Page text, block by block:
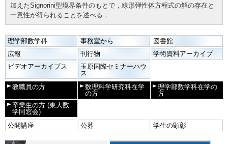
加えたSignorini型境界条件のもとで，線形弾性体方程式の解の存在と
一意性が得られることを述べる．
理学部数学科 事務室から
図書館
広報
刊行物
学術資料アーカイブ
ビデオアーカイブス
玉原国際セミナーハウ
ス
教職員の方
数理科学研究科在学
の方
理学部数学科在学の
方
卒業生の方 (東大数
学同窓会)
公開講座
公募 学生の顕彰